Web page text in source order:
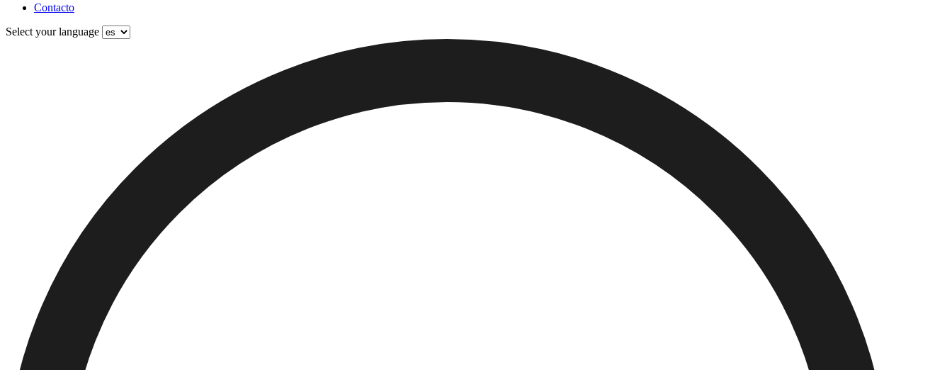
Contacto
Select your language